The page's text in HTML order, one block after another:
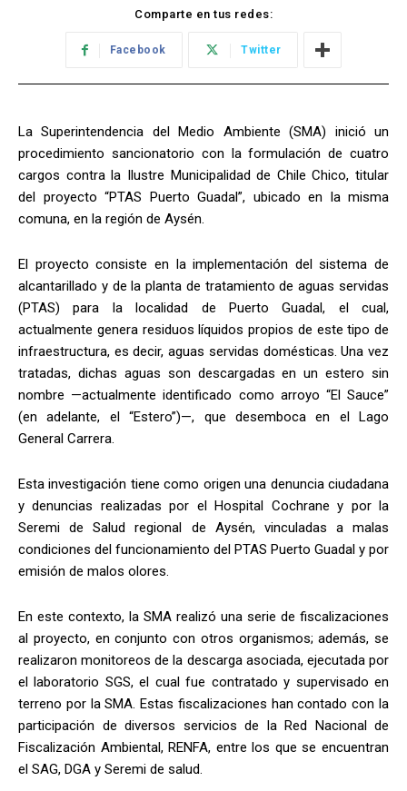
Comparte en tus redes:
Facebook Twitter
La Superintendencia del Medio Ambiente (SMA) inició un
procedimiento sancionatorio con la formulación de cuatro
cargos contra la Ilustre Municipalidad de Chile Chico, titular
del proyecto “PTAS Puerto Guadal”, ubicado en la misma
comuna, en la región de Aysén.
El proyecto consiste en la implementación del sistema de
alcantarillado y de la planta de tratamiento de aguas servidas
(PTAS) para la localidad de Puerto Guadal, el cual,
actualmente genera residuos líquidos propios de este tipo de
infraestructura, es decir, aguas servidas domésticas. Una vez
tratadas, dichas aguas son descargadas en un estero sin
nombre —actualmente identificado como arroyo “El Sauce”
(en adelante, el “Estero”)—, que desemboca en el Lago
General Carrera.
Esta investigación tiene como origen una denuncia ciudadana
y denuncias realizadas por el Hospital Cochrane y por la
Seremi de Salud regional de Aysén, vinculadas a malas
condiciones del funcionamiento del PTAS Puerto Guadal y por
emisión de malos olores.
En este contexto, la SMA realizó una serie de fiscalizaciones
al proyecto, en conjunto con otros organismos; además, se
realizaron monitoreos de la descarga asociada, ejecutada por
el laboratorio SGS, el cual fue contratado y supervisado en
terreno por la SMA. Estas fiscalizaciones han contado con la
participación de diversos servicios de la Red Nacional de
Fiscalización Ambiental, RENFA, entre los que se encuentran
el SAG, DGA y Seremi de salud.